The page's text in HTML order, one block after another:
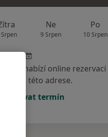
Ne
9 Srpen
Po
10 Srpen
nenabízí online rezervaci
na této adrese.
termín